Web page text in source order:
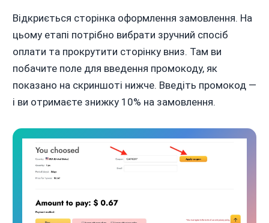
Відкриється сторінка оформлення замовлення. На
цьому етапі потрібно вибрати зручний спосіб
оплати та прокрутити сторінку вниз. Там ви
побачите поле для введення промокоду, як
показано на скриншоті нижче. Введіть промокод —
і ви отримаєте знижку 10% на замовлення.